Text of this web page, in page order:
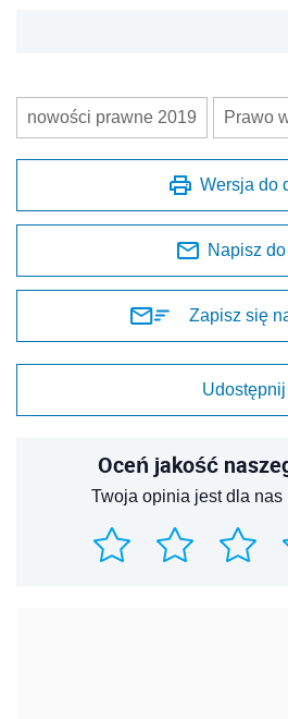
nowości prawne 2019 Prawo
Wersja do
Napisz
Zapisz się
Udostępnij
Oceń jakość
Twoja opinia jest dla nas